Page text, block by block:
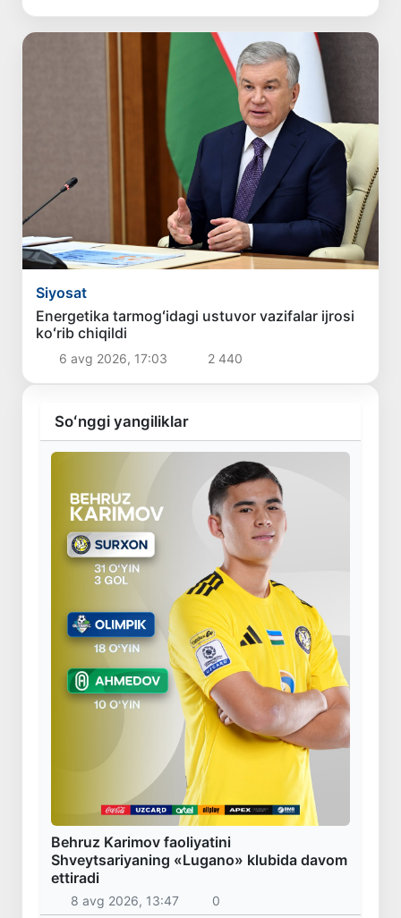
Siyosat
Energetika tarmogʻidagi ustuvor vazifalar ijrosi
koʻrib chiqildi
6 avg 2026, 17:03 2 440
Soʻnggi yangiliklar
Behruz Karimov faoliyatini
Shveytsariyaning «Lugano» klubida davom
ettiradi
8 avg 2026, 13:47 0